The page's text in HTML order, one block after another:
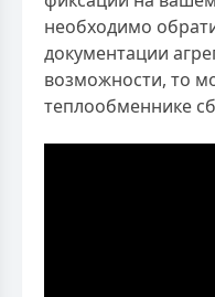
необходимо
документации
возможности, то
теплообменнике